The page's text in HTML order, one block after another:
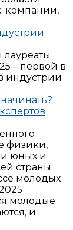
компании,
– первой в
индустрии
физики,
юных и
страны
молодых
молодые
и